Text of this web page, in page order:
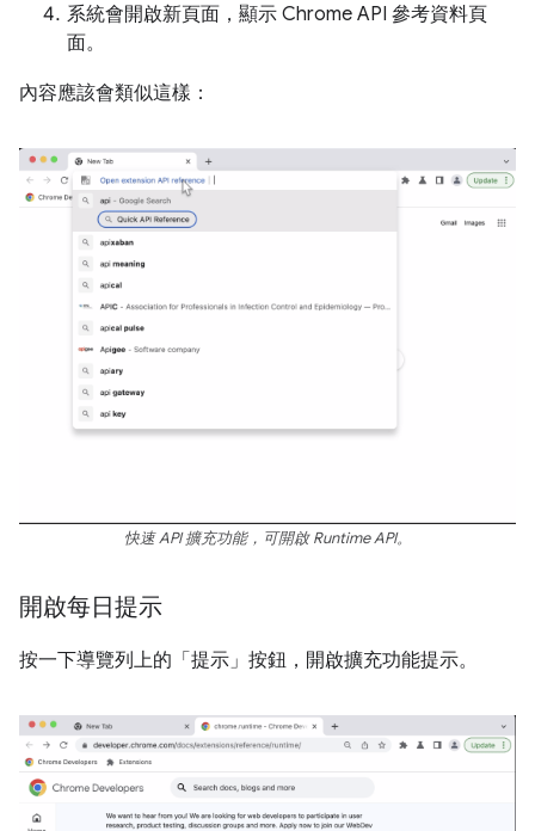
系統會開啟新頁面，顯示 Chrome API 參考資料頁
面。
內容應該會類似這樣：
快速 API 擴充功能，可開啟 Runtime API。
開啟每日提示
按一下導覽列上的「提示」按鈕，開啟擴充功能提示。